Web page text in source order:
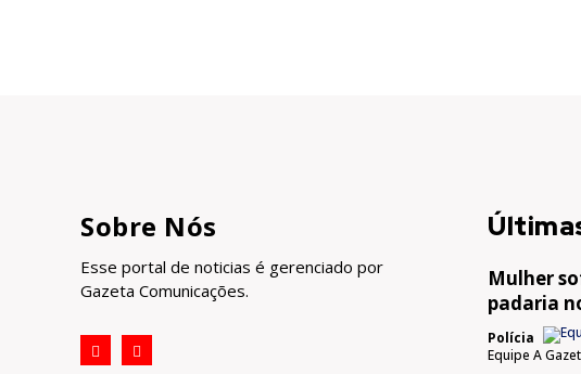
Sobre Nós
Esse portal de noticias é gerenciado por
Gazeta Comunicações.
Mulher
padaria
Polícia
Equipe A